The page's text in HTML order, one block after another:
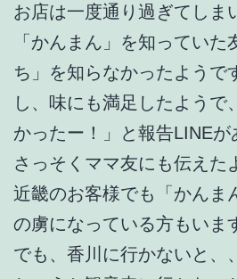
お店は一度通り過ぎてしま
「かんまん」を知っていた
ち」を知らなかったようで
し、味にも満足したようで
かったー！」と報告LINEが
さっそくママ友にも伝えた
近畿のお客様でも「かんま
の虜になっている方もいま
でも、香川に行かないと、